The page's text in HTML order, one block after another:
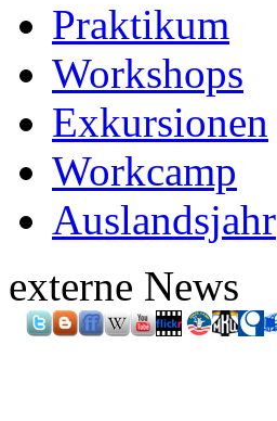
Praktikum
Workshops
Exkursionen
Workcamp
Auslandsjahr
externe News